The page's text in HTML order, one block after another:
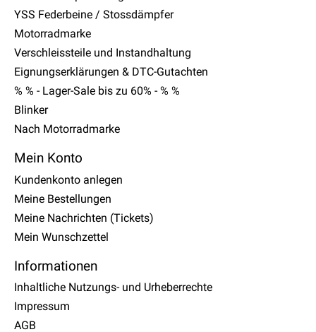
YSS Federbeine / Stossdämpfer
Motorradmarke
Verschleissteile und Instandhaltung
Eignungserklärungen & DTC-Gutachten
% % - Lager-Sale bis zu 60% - % %
Blinker
Nach Motorradmarke
Mein Konto
Kundenkonto anlegen
Meine Bestellungen
Meine Nachrichten (Tickets)
Mein Wunschzettel
Informationen
Inhaltliche Nutzungs- und Urheberrechte
Impressum
AGB